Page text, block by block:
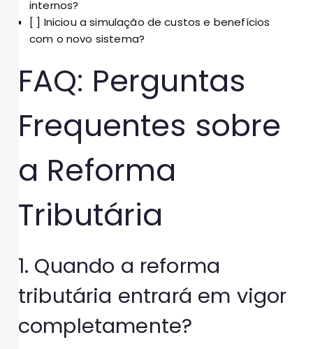
internos?
[ ] Iniciou a simulação de custos e benefícios
com o novo sistema?
FAQ: Perguntas
Frequentes sobre
a Reforma
Tributária
1. Quando a reforma
tributária entrará em vigor
completamente?